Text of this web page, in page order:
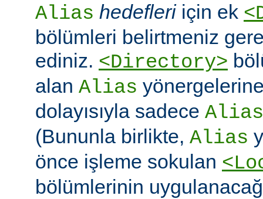
Alias hedefleriiçin ek
bölümleri belirtmeniz
ediniz. <Directory>
alan Alias
dolayısıyla sadece Alias
(Bununla birlikte, Alias
önce işleme sokulan
bölümlerinin